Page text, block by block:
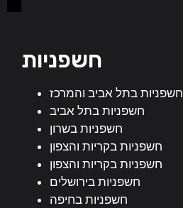
חשפניות
חשפניות בתל אביב והמרכז
חשפניות בתל אביב
חשפניות בשרון
חשפניות בקריות והצפון
חשפניות בקריות והצפון
חשפניות בירושלים
חשפניות בחיפה